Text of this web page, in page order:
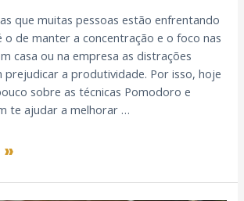
que muitas pessoas estão enfrentando
o de manter a concentração e o foco nas
casa ou na empresa as distrações
prejudicar a produtividade. Por isso, hoje
sobre as técnicas Pomodoro e
te ajudar a melhorar …